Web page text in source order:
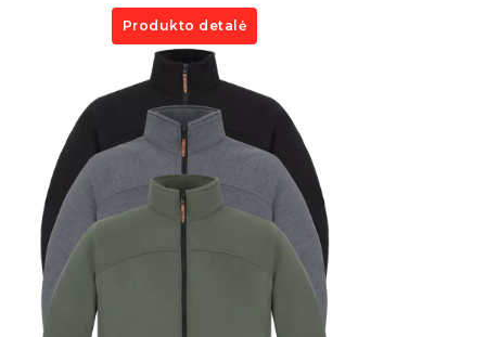
Produkto detalė